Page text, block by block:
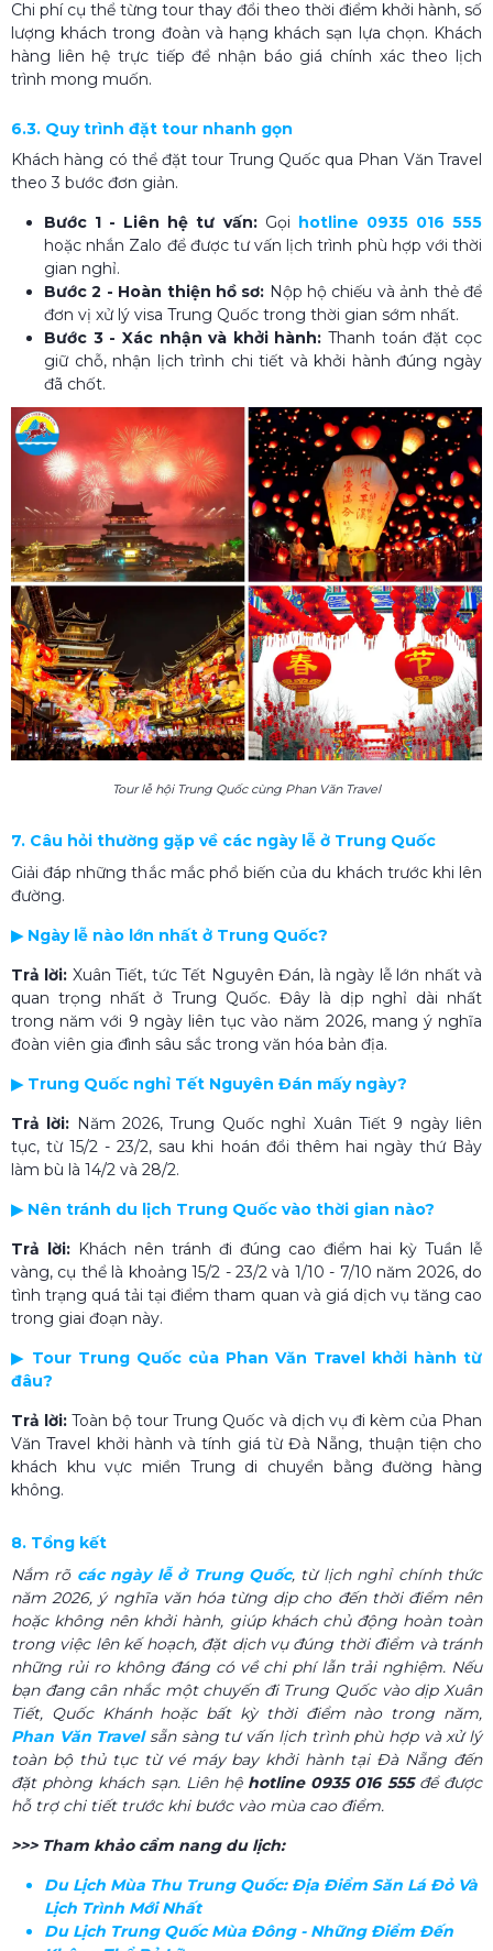
Chi phí cụ thể từng tour thay đổi theo thời điểm khởi hành, số
lượng khách trong đoàn và hạng khách sạn lựa chọn. Khách
hàng liên hệ trực tiếp để nhận báo giá chính xác theo lịch
trình mong muốn.
6.3. Quy trình đặt tour nhanh gọn
Khách hàng có thể đặt tour Trung Quốc qua Phan Văn Travel
theo 3 bước đơn giản.
Bước 1 - Liên hệ tư vấn: Gọi hotline 0935 016 555
hoặc nhắn Zalo để được tư vấn lịch trình phù hợp với thời
gian nghỉ.
Bước 2 - Hoàn thiện hồ sơ: Nộp hộ chiếu và ảnh thẻ để
đơn vị xử lý visa Trung Quốc trong thời gian sớm nhất.
Bước 3 - Xác nhận và khởi hành:Thanh toán đặt cọc
giữ chỗ, nhận lịch trình chi tiết và khởi hành đúng ngày
đã chốt.
Tour lễ hội Trung Quốc cùng Phan Văn Travel
7. Câu hỏi thường gặp về các ngày lễ ở Trung Quốc
Giải đáp những thắc mắc phổ biến của du khách trước khi lên
đường.
▶ Ngày lễ nào lớn nhất ở Trung Quốc?
Trả lời: Xuân Tiết, tức Tết Nguyên Đán, là ngày lễ lớn nhất và
quan trọng nhất ở Trung Quốc. Đây là dịp nghỉ dài nhất
trong năm với 9 ngày liên tục vào năm 2026, mang ý nghĩa
đoàn viên gia đình sâu sắc trong văn hóa bản địa.
▶ Trung Quốc nghỉ Tết Nguyên Đán mấy ngày?
Trả lời: Năm 2026, Trung Quốc nghỉ Xuân Tiết 9 ngày liên
tục, từ 15/2 - 23/2, sau khi hoán đổi thêm hai ngày thứ Bảy
làm bù là 14/2 và 28/2.
▶ Nên tránh du lịch Trung Quốc vào thời gian nào?
Trả lời: Khách nên tránh đi đúng cao điểm hai kỳ Tuần lễ
vàng, cụ thể là khoảng 15/2 - 23/2 và 1/10 - 7/10 năm 2026, do
tình trạng quá tải tại điểm tham quan và giá dịch vụ tăng cao
trong giai đoạn này.
▶ Tour Trung Quốc của Phan Văn Travel khởi hành từ
đâu?
Trả lời: Toàn bộ tour Trung Quốc và dịch vụ đi kèm của Phan
Văn Travel khởi hành và tính giá từ Đà Nẵng, thuận tiện cho
khách khu vực miền Trung di chuyển bằng đường hàng
không.
8. Tổng kết
Nắm rõ các ngày lễ ở Trung Quốc, từ lịch nghỉ chính thức
năm 2026, ý nghĩa văn hóa từng dịp cho đến thời điểm nên
hoặc không nên khởi hành, giúp khách chủ động hoàn toàn
trong việc lên kế hoạch, đặt dịch vụ đúng thời điểm và tránh
những rủi ro không đáng có về chi phí lẫn trải nghiệm. Nếu
bạn đang cân nhắc một chuyến đi Trung Quốc vào dịp Xuân
Tiết, Quốc Khánh hoặc bất kỳ thời điểm nào trong năm,
Phan Văn Travelsẵn sàng tư vấn lịch trình phù hợp và xử lý
toàn bộ thủ tục từ vé máy bay khởi hành tại Đà Nẵng đến
đặt phòng khách sạn. Liên hệ hotline 0935 016 555để được
hỗ trợ chi tiết trước khi bước vào mùa cao điểm.
>>> Tham khảo cẩm nang du lịch:
Du Lịch Mùa Thu Trung Quốc​: Địa Điểm Săn Lá Đỏ Và
Lịch Trình Mới Nhất
Du Lịch Trung Quốc Mùa Đông​ - Những Điểm Đến